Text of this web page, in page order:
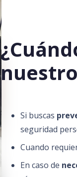
Si buscas
seguridad
Cuando
En caso de